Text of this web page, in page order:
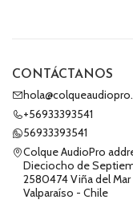
CONTÁCTANOS
+56933393541
56933393541
Colque AudioPro
Dieciocho de
2580474 Viña del
Valparaíso - Chile